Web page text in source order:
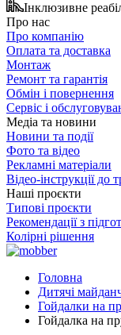
Інклюзивне
Про нас
Про компанію
Оплата та доставка
Монтаж
Ремонт та гарантія
Обмін і повернення
Сервіс і
Медіа та новини
Новини та події
Фото та відео
Рекламні матеріали
Відео-інструкції до
Наші проєкти
Типові проєкти
Рекомендації з
Колірні рішення
Головна
Дитячі
Гойдалки на
Гойдалка на